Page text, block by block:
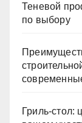
Теневой
по выбору
Гриль-стол: